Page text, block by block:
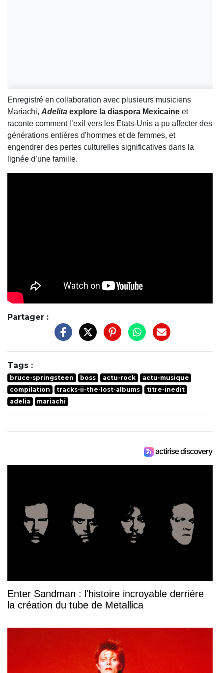
Enregistré en collaboration avec plusieurs musiciens
Mariachi, Adelita explore la diaspora Mexicaine et
raconte comment l’exil vers les Etats-Unis a pu affecter des
générations entières d'hommes et de femmes, et
engendrer des pertes culturelles significatives dans la
lignée d’une famille.
Partager :
Tags :
bruce-springsteen boss actu-rock
actu-musique
compilation
tracks-ii-the-lost-albums
titre-inedit
adelia
mariachi
Enter Sandman : l'histoire incroyable derrière
la création du tube de Metallica